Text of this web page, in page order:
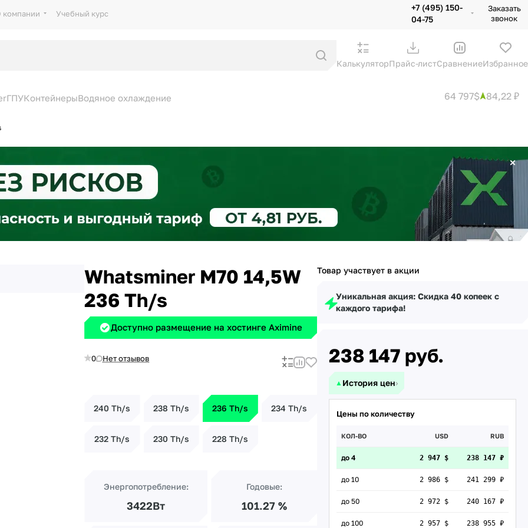
компании Учебный курс
+7 (495) 150-
04-75
Заказать
звонок
КалькуляторПрайс-листСравнениеИзбранное
ГПУКонтейнерыВодяное охлаждение 64 797$ 84,22 ₽
×
Whatsminer M70 14,5W
236 Th/s
Доступно размещение на хостинге Aximine
0 Нет отзывов
240 Th/s 238 Th/s 236 Th/s 234 Th/s
232 Th/s 230 Th/s 228 Th/s
Энергопотребление:
3422Вт
Годовые:
101.27 %
Товар участвует в акции
Уникальная акция: Скидка 40 копеек с
каждого тарифа!
238 147 руб.
▲ История цен›
Цены по количеству
КОЛ-ВО USD RUB
до 4 2 947 $ 238 147 ₽
до 10 2 986 $ 241 299 ₽
до 50 2 972 $ 240 167 ₽
до 100 2 957 $ 238 955 ₽